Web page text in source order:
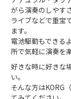
がら演奏のしやす
ライブなどで重宝
ます。
電池駆動もできる
所で気軽に演奏を
好きな時に好きな
い。
そんな方はKORG